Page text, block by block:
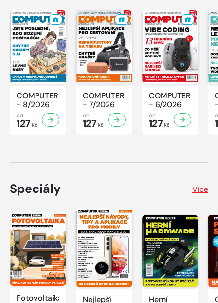
COMPUTER
- 8/2026
od
127Kč
COMPUTER
- 7/2026
od
127Kč
COMPUTER
- 6/2026
od
127 Kč
Speciály Více
Fotovoltaika:
Nejlepší
Herní